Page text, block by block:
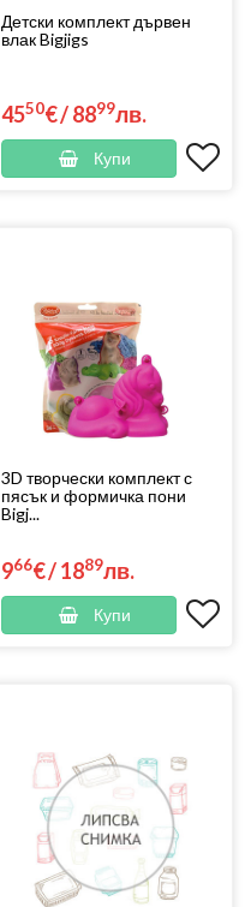
Детски комплект дървен
влак Bigjigs
4550€/8899лв.
Купи
3D творчески комплект с
пясък и формичка пони
Bigj...
966€/1889лв.
Купи